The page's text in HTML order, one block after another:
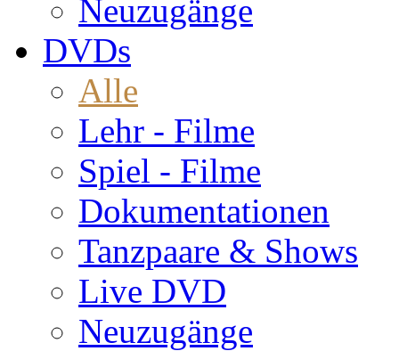
Neuzugänge
DVDs
Alle
Lehr - Filme
Spiel - Filme
Dokumentationen
Tanzpaare & Shows
Live DVD
Neuzugänge